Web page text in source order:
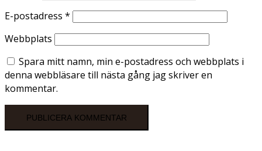
E-postadress *
Webbplats
Spara mitt namn, min e-postadress och webbplats i
denna webbläsare till nästa gång jag skriver en
kommentar.